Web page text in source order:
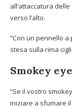
all’attaccatura
verso l’alto.
“Con un pennello
stesa sulla rima
Smokey
“Se il vostro
iniziare a sfumare